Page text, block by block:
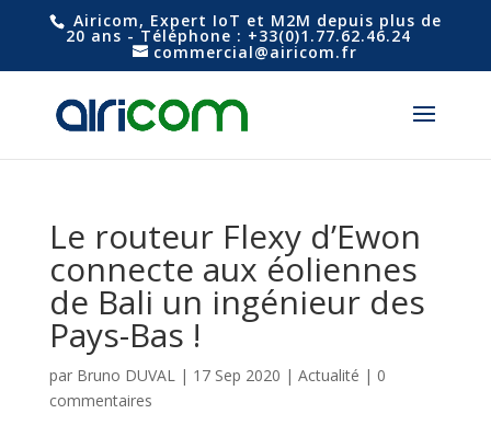
Airicom, Expert IoT et M2M depuis plus de
20 ans - Téléphone : +33(0)1.77.62.46.24
commercial@airicom.fr
Le routeur Flexy d’Ewon
connecte aux éoliennes
de Bali un ingénieur des
Pays-Bas !
par Bruno DUVAL| 17 Sep 2020 | Actualité | 0
commentaires